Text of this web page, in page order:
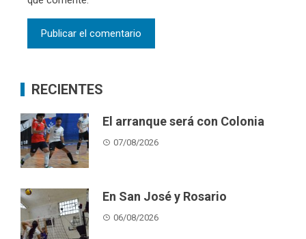
RECIENTES
El arranque será con Colonia
07/08/2026
En San José y Rosario
06/08/2026